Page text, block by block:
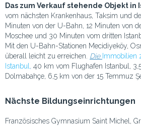
Das zum Verkauf stehende Objekt in
vom nächsten Krankenhaus, Taksim und
Minuten von der U-Bahn, 12 Minuten von
Moschee und 30 Minuten vom dritten
Mit den U-Bahn-Stationen Mecidiyeköy,
überall leicht zu erreichen. Die Immobilien
Istanbul
40 km vom Flughafen Istanbul,
Dolmabahçe, 6,5 km von der 15 Temmuz
Nächste Bildungseinrichtungen
Französisches Gymnasium Saint Michel,